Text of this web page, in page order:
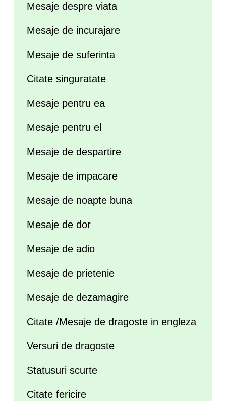
Mesaje despre viata
Mesaje de incurajare
Mesaje de suferinta
Citate singuratate
Mesaje pentru ea
Mesaje pentru el
Mesaje de despartire
Mesaje de impacare
Mesaje de noapte buna
Mesaje de dor
Mesaje de adio
Mesaje de prietenie
Mesaje de dezamagire
Citate /Mesaje de dragoste in engleza
Versuri de dragoste
Statusuri scurte
Citate fericire